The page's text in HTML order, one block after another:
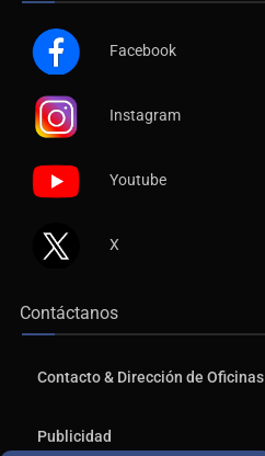
Facebook
Instagram
Youtube
X
Contáctanos
Contacto & Dirección de Oficinas
Publicidad